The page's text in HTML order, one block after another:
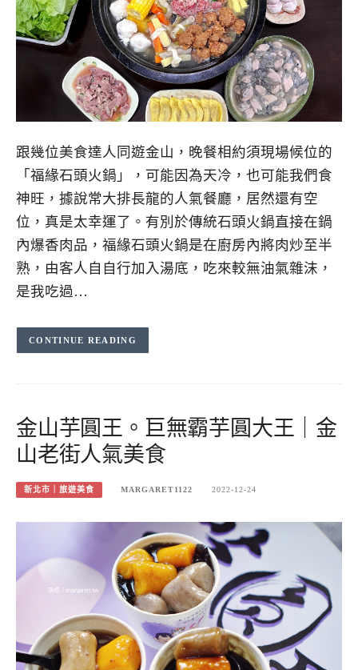
跟幾位美食達人同遊金山，晚餐相約須現場候位的
「福緣石頭火鍋」，可能因為天冷，也可能我們食
神旺，據說常大排長龍的人氣餐廳，居然還有空
位，真是太幸運了。有別於傳統石頭火鍋直接在鍋
內爆香肉品，福緣石頭火鍋是在廚房內將肉炒至半
熟，由客人自自行加入湯底，吃來較無油氣雜沫，
是我吃過…
CONTINUE READING
金山芋圓王。巨無霸芋圓大王｜金
山老街人氣美食
新北市｜旅遊美食 MARGARET1122 2022-12-24